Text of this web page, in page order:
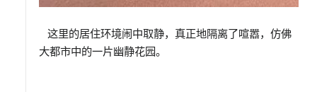
这里的居住环境闹中取静，真正地隔离了喧嚣，仿佛
大都市中的一片幽静花园。